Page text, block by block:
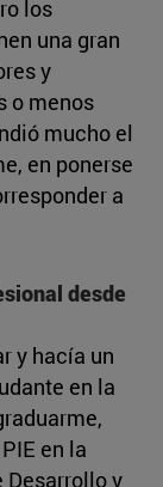
los
una gran
y
o menos
mucho el
en ponerse
a
desde
y hacía un
en la
en la
Desarrollo y